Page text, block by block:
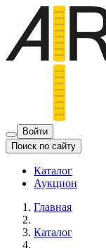
Войти
Поиск по сайту
Каталог
Аукцион
Главная
Каталог